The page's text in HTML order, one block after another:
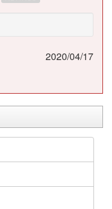
2020/04/17